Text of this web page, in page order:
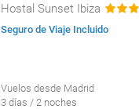
Hostal Sunset Ibiza
Seguro de Viaje Incluido
Vuelos desde Madrid
3 días / 2 noches